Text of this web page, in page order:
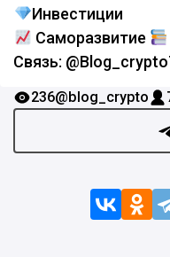
Инвестиции
Саморазвитие
Связь:
236@blog_crypto